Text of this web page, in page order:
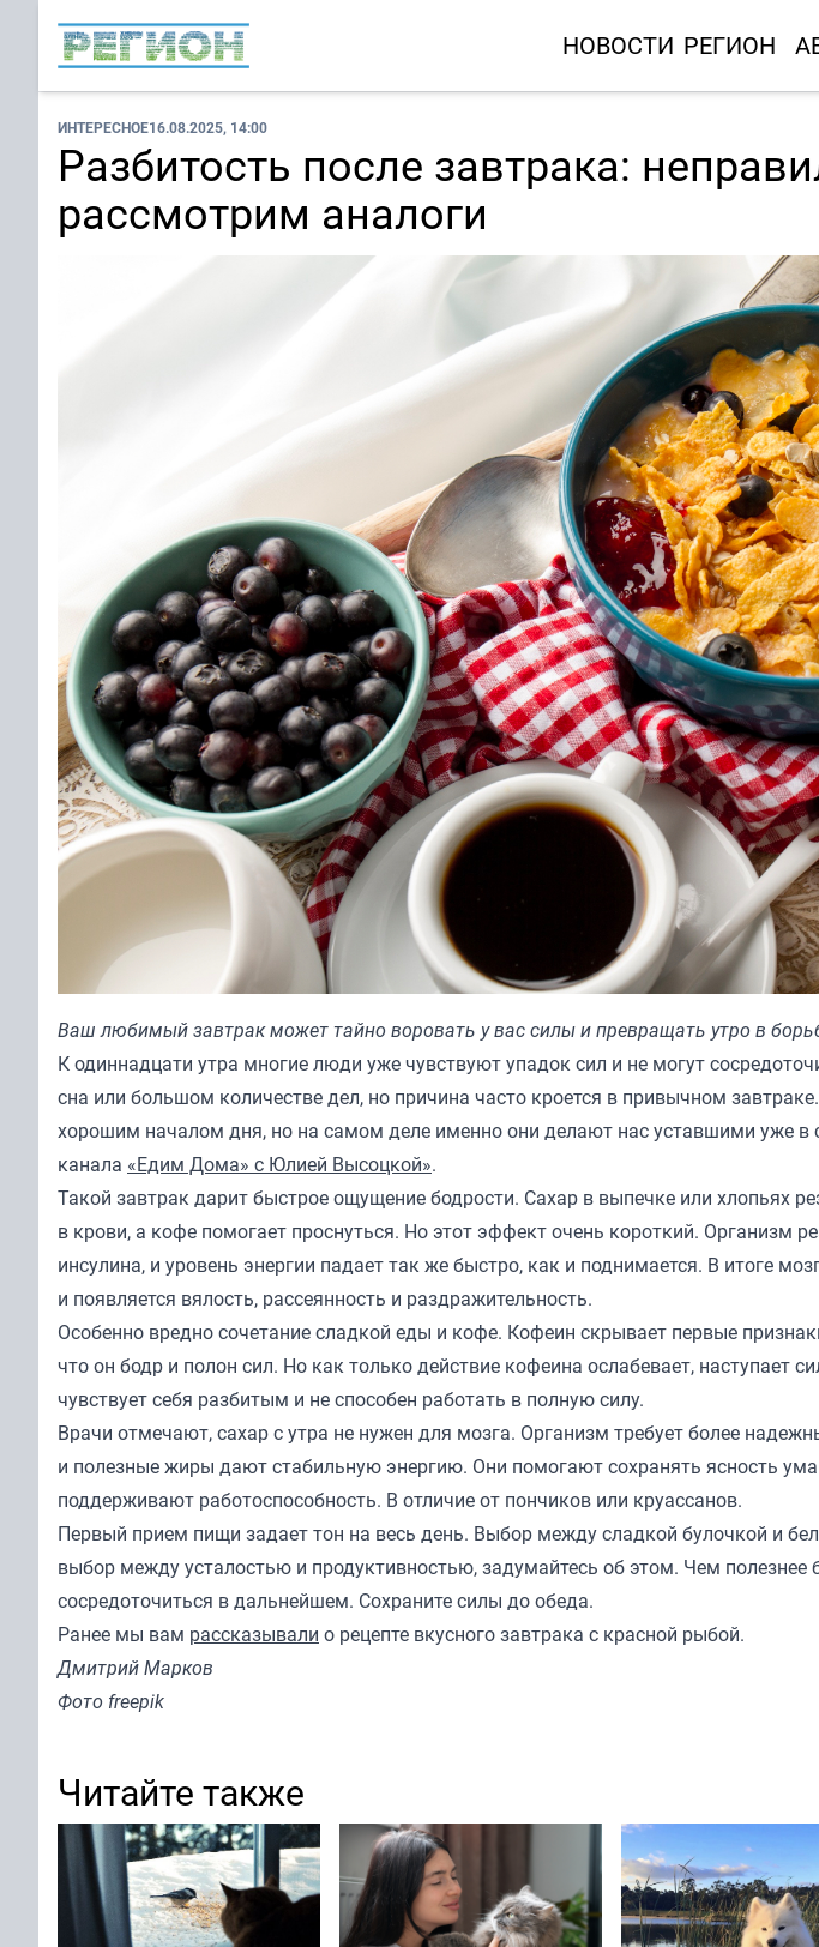
НОВОСТИ РЕГИОН
ИНТЕРЕСНОЕ16.08.2025, 14:00
Разбитость после завтрака:
рассмотрим аналоги
Ваш любимый завтрак может тайно воровать у вас силы и превращать утро в
К одиннадцати утра многие люди уже чувствуют упадок сил и не могут
сна или большом количестве дел, но причина часто кроется в привычном
хорошим началом дня, но на самом деле именно они делают нас уставшими уже в
канала «Едим Дома» с Юлией Высоцкой».
Такой завтрак дарит быстрое ощущение бодрости. Сахар в выпечке или хлопьях
в крови, а кофе помогает проснуться. Но этот эффект очень короткий. Организм
инсулина, и уровень энергии падает так же быстро, как и поднимается. В итоге
и появляется вялость, рассеянность и раздражительность.
Особенно вредно сочетание сладкой еды и кофе. Кофеин скрывает первые
что он бодр и полон сил. Но как только действие кофеина ослабевает, наступает
чувствует себя разбитым и не способен работать в полную силу.
Врачи отмечают, сахар с утра не нужен для мозга. Организм требует более
и полезные жиры дают стабильную энергию. Они помогают сохранять ясность
поддерживают работоспособность. В отличие от пончиков или круассанов.
Первый прием пищи задает тон на весь день. Выбор между сладкой булочкой и
выбор между усталостью и продуктивностью, задумайтесь об этом. Чем полезнее
сосредоточиться в дальнейшем. Сохраните силы до обеда.
Ранее мы вам рассказывали о рецепте вкусного завтрака с красной рыбой.
Дмитрий Марков
Фото freepik
Читайте также